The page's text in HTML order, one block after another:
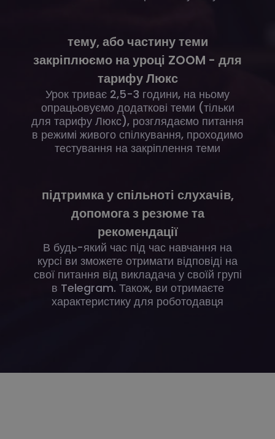
тему, або частину теми
закріплюємо на уроці ZOOM - для
тарифу Люкс
Урок триває 2,5-3 години, на ньому
опрацьовуємо додаткові теми (тільки
для тарифу Люкс), розглядаємо питання
в режимі живого спілкування, проходимо
тестування на закріплення теми
підтримка у спільноті слухачів,
допомога з резюме та
рекомендації
В будь-який час під час навчання на
курсі ви зможете отримати відповіді на
свої питання від викладача у своїй групі
в Telegram. Також, ви отримаєте
характеристику для роботодавця